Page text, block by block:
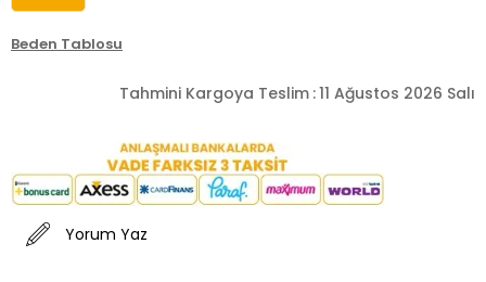
Beden Tablosu
Tahmini Kargoya Teslim :11 Ağustos 2026 Salı
Yorum Yaz